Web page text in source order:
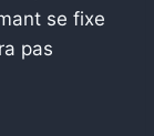
se fixe
pas